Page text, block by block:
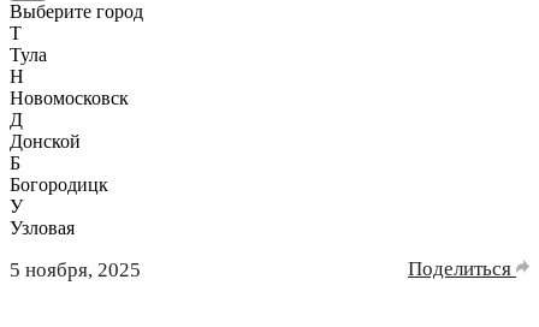
Выберите город
Т
Тула
Н
Новомосковск
Д
Донской
Б
Богородицк
У
Узловая
5 ноября, 2025 Поделиться